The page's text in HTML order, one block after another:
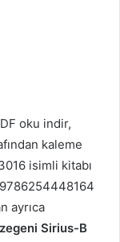
oku indir,
kaleme
isimli kitabı
9786254448164
ayrıca
Sirius-B